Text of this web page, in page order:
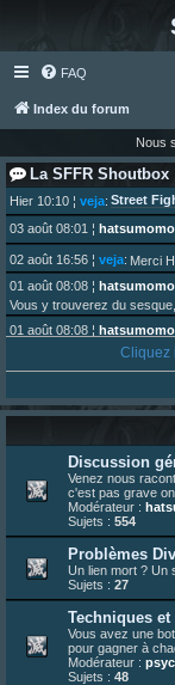
FAQ
Index du forum
Nous
La SFFR Shoutbox
Hier 10:10 ¦ veja: Street
03 août 08:01 ¦ hatsumomo
02 août 16:56 ¦ veja: Merci
01 août 08:08 ¦ hatsumomo
Vous y trouverez du
01 août 08:08 ¦ hatsumomo
hatsumomo
Aujourd'hui, c'est le yaoi
30 juil. 07:22¦hatsumomo:
Un futur indispensable :
26 juil. 22:09¦hatsumomo:
13 juil. 09:53¦hatsumomo:
bonjour les amis, je viens
23 juin 10:36¦indy:une très
23 juin 07:30
hatsumomo
23 juin 07:26¦hatsumomo :
22 juin 12:27¦indy:Yo !
22 juin 08:49¦veja:Yo
Cliquez
Discussion
Venez nous
c'est pas grave
Modérateur :
Sujets : 554
Problèmes
Un lien mort ? Un
Sujets : 27
Techniques et
Vous avez une
pour gagner à
Modérateur :
Sujets : 48